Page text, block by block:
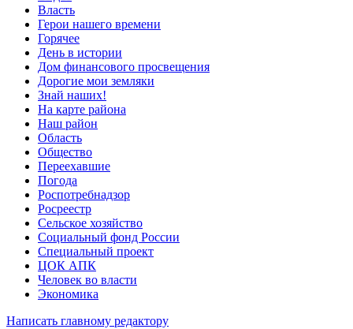
Власть
Герои нашего времени
Горячее
День в истории
Дом финансового просвещения
Дорогие мои земляки
Знай наших!
На карте района
Наш район
Область
Общество
Переехавшие
Погода
Роспотребнадзор
Росреестр
Сельское хозяйство
Социальный фонд России
Специальный проект
ЦОК АПК
Человек во власти
Экономика
Написать главному редактору